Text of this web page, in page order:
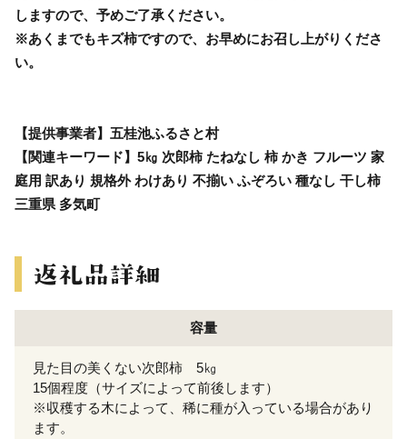
しますので、予めご了承ください。
※あくまでもキズ柿ですので、お早めにお召し上がりくださ
い。
【提供事業者】五桂池ふるさと村
【関連キーワード】5㎏ 次郎柿 たねなし 柿 かき フルーツ 家
庭用 訳あり 規格外 わけあり 不揃い ふぞろい 種なし 干し柿
三重県 多気町
容量
見た目の美くない次郎柿 5㎏
15個程度（サイズによって前後します）
※収穫する木によって、稀に種が入っている場合があり
ます。